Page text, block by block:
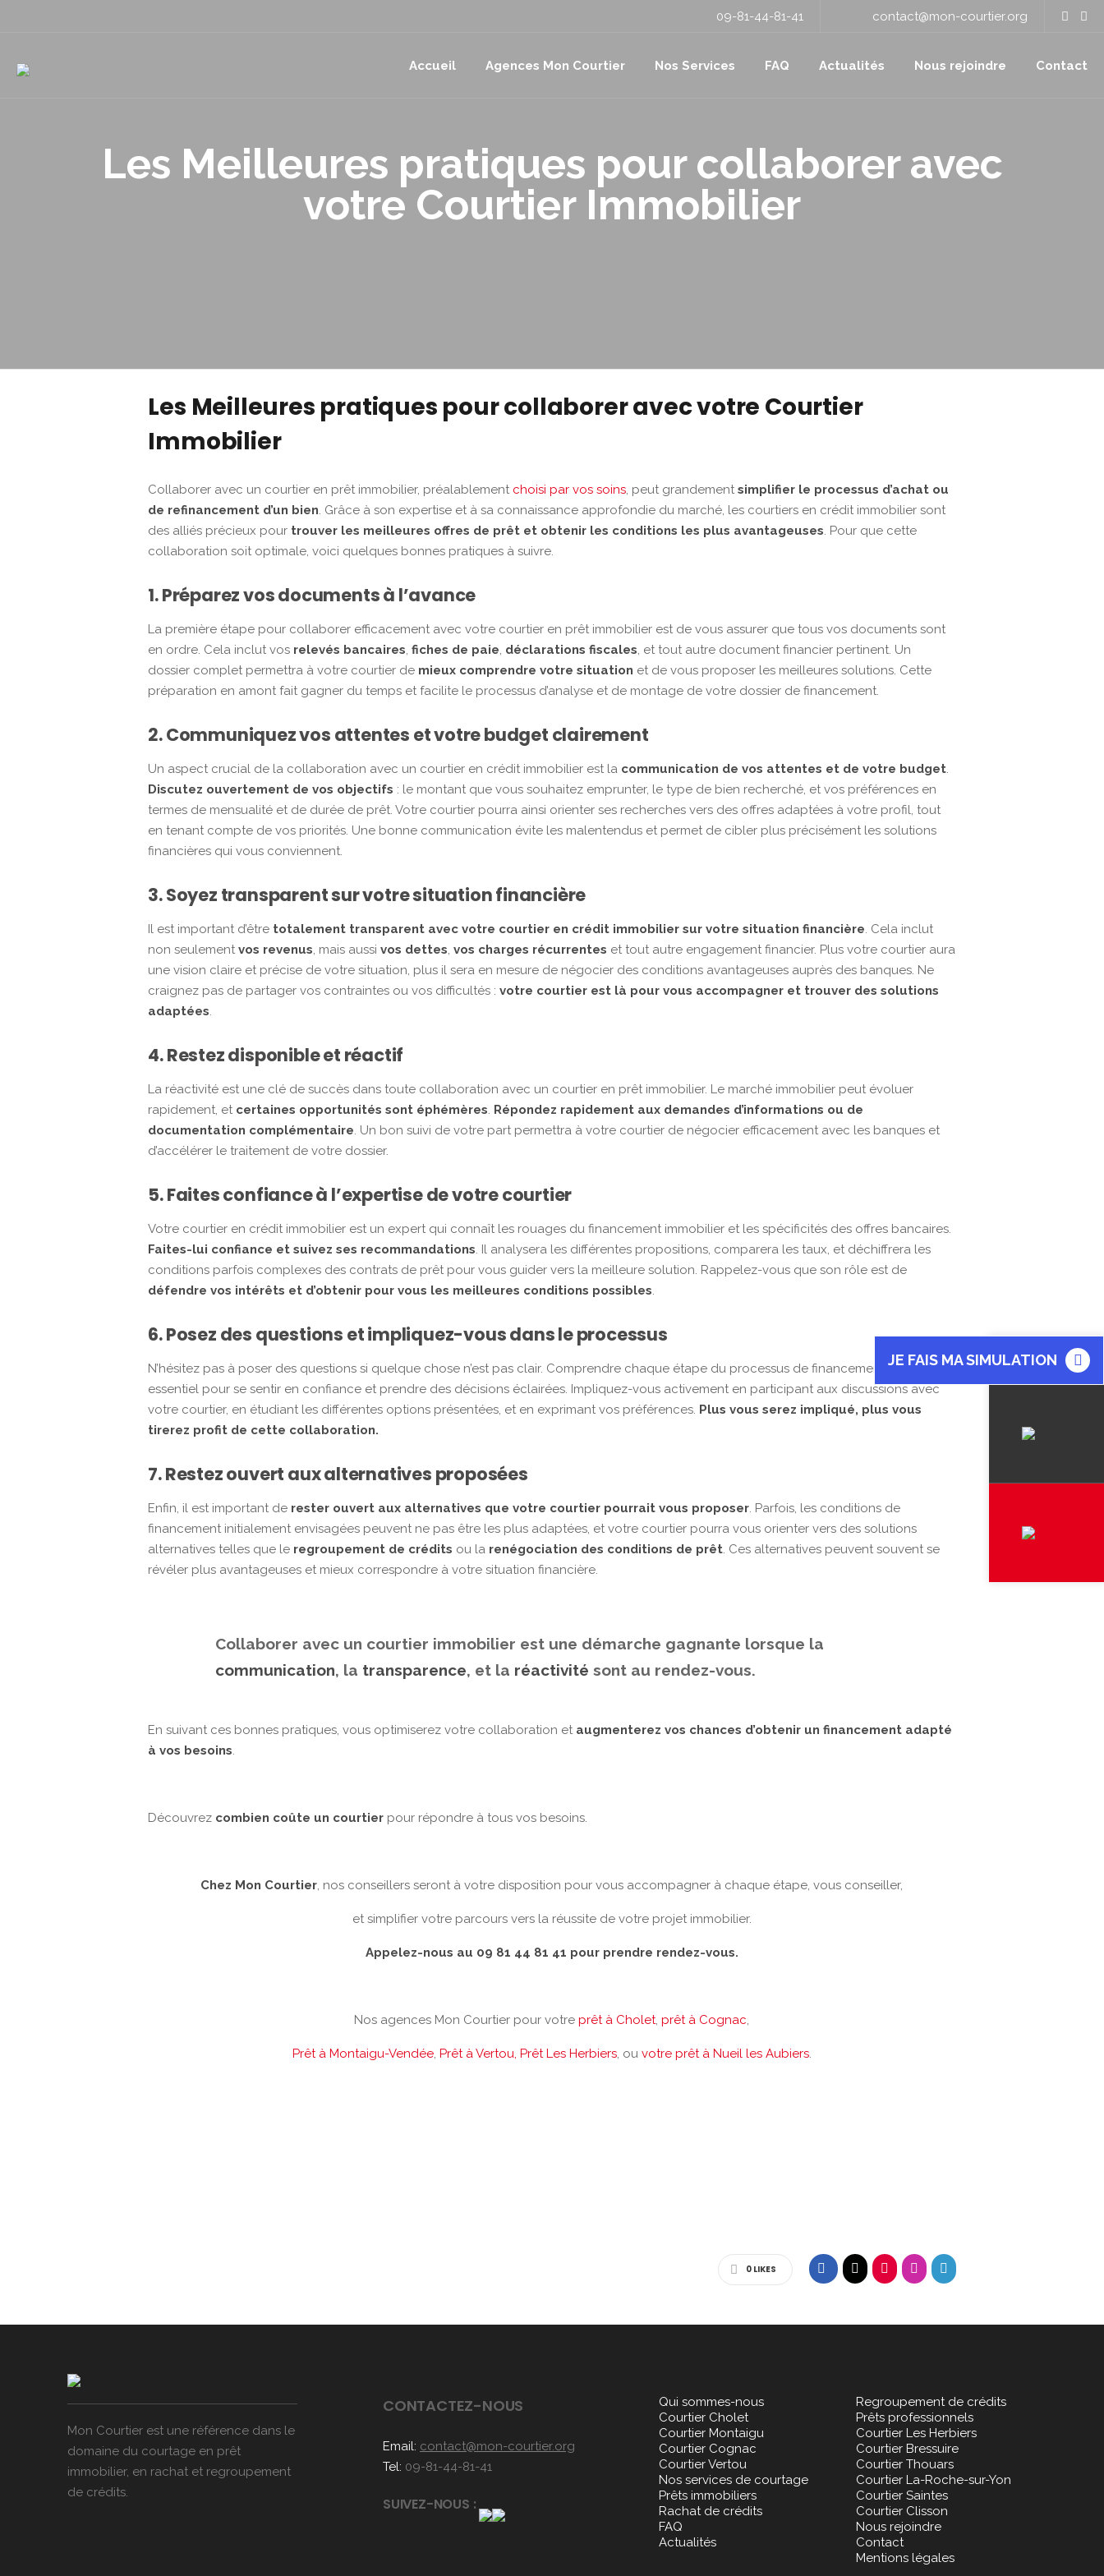
09-81-44-81-41 contact@mon-courtier.org
Accueil Agences Mon Courtier Nos Services FAQ Actualités Nous rejoindre Contact
Les Meilleures pratiques pour collaborer avec
votre Courtier Immobilier
Les Meilleures pratiques pour collaborer avec votre Courtier
Immobilier
Collaborer avec un courtier en prêt immobilier, préalablement choisi par vos soins, peut grandementsimplifier le processus d’achat ou
de refinancement d’un bien. Grâce à son expertise et à sa connaissance approfondie du marché, les courtiers en crédit immobilier sont
des alliés précieux pour trouver les meilleures offres de prêt et obtenir les conditions les plus avantageuses. Pour que cette
collaboration soit optimale, voici quelques bonnes pratiques à suivre.
1. Préparez vos documents à l’avance
La première étape pour collaborer efficacement avec votre courtier en prêt immobilier est de vous assurer que tous vos documents sont
en ordre. Cela inclut vos relevés bancaires,fiches de paie, déclarations fiscales, et tout autre document financier pertinent. Un
dossier complet permettra à votre courtier de mieux comprendre votre situation et de vous proposer les meilleures solutions. Cette
préparation en amont fait gagner du temps et facilite le processus d’analyse et de montage de votre dossier de financement.
2. Communiquez vos attentes et votre budget clairement
Un aspect crucial de la collaboration avec un courtier en crédit immobilier est la communication de vos attentes et de votre budget.
Discutez ouvertement de vos objectifs : le montant que vous souhaitez emprunter, le type de bien recherché, et vos préférences en
termes de mensualité et de durée de prêt. Votre courtier pourra ainsi orienter ses recherches vers des offres adaptées à votre profil, tout
en tenant compte de vos priorités. Une bonne communication évite les malentendus et permet de cibler plus précisément les solutions
financières qui vous conviennent.
3. Soyez transparent sur votre situation financière
Il est important d’être totalement transparent avec votre courtier en crédit immobilier sur votre situation financière. Cela inclut
non seulementvos revenus, mais aussivos dettes,vos charges récurrentes et tout autre engagement financier. Plus votre courtier aura
une vision claire et précise de votre situation, plus il sera en mesure de négocier des conditions avantageuses auprès des banques. Ne
craignez pas de partager vos contraintes ou vos difficultés :votre courtier est là pour vous accompagner et trouver des solutions
adaptées.
4. Restez disponible et réactif
La réactivité est une clé de succès dans toute collaboration avec un courtier en prêt immobilier. Le marché immobilier peut évoluer
rapidement, et certaines opportunités sont éphémères. Répondez rapidement aux demandes d’informations ou de
documentation complémentaire. Un bon suivi de votre part permettra à votre courtier de négocier efficacement avec les banques et
d’accélérer le traitement de votre dossier.
5. Faites confiance à l’expertise de votre courtier
Votre courtier en crédit immobilier est un expert qui connaît les rouages du financement immobilier et les spécificités des offres bancaires.
Faites-lui confiance et suivez ses recommandations. Il analysera les différentes propositions, comparera les taux, et déchiffrera les
conditions parfois complexes des contrats de prêt pour vous guider vers la meilleure solution. Rappelez-vous que son rôle est de
défendre vos intérêts et d’obtenir pour vous les meilleures conditions possibles.
6. Posez des questions et impliquez-vous dans le processus
N’hésitez pas à poser des questions si quelque chose n’est pas clair. Comprendre chaque étape du processus de financement est
essentiel pour se sentir en confiance et prendre des décisions éclairées. Impliquez-vous activement en participant aux discussions avec
votre courtier, en étudiant les différentes options présentées, et en exprimant vos préférences. Plus vous serez impliqué, plus vous
tirerez profit de cette collaboration.
7. Restez ouvert aux alternatives proposées
Enfin, il est important de rester ouvert aux alternatives que votre courtier pourrait vous proposer. Parfois, les conditions de
financement initialement envisagées peuvent ne pas être les plus adaptées, et votre courtier pourra vous orienter vers des solutions
alternatives telles que le regroupement de crédits ou la renégociation des conditions de prêt. Ces alternatives peuvent souvent se
révéler plus avantageuses et mieux correspondre à votre situation financière.
Collaborer avec un courtier immobilier est une démarche gagnante lorsque la
communication, la transparence, et la réactivité sont au rendez-vous.
En suivant ces bonnes pratiques, vous optimiserez votre collaboration et augmenterez vos chances d’obtenir un financement adapté
à vos besoins.
Découvrez combien coûte un courtier pour répondre à tous vos besoins.
Chez Mon Courtier, nos conseillers seront à votre disposition pour vous accompagner à chaque étape, vous conseiller,
et simplifier votre parcours vers la réussite de votre projet immobilier.
Appelez-nous au 09 81 44 81 41 pour prendre rendez-vous.
Nos agences Mon Courtier pour votreprêt à Cholet,prêt à Cognac,
Prêt à Montaigu-Vendée, Prêt à Vertou, Prêt Les Herbiers, ou votre prêt à Nueil les Aubiers.
0 LIKES
Mon Courtier est une référence dans le
domaine du courtage en prêt
immobilier, en rachat et regroupement
de crédits.
CONTACTEZ-NOUS
Email: contact@mon-courtier.org
Tel: 09-81-44-81-41
SUIVEZ-NOUS :
Qui sommes-nous
Courtier Cholet
Courtier Montaigu
Courtier Cognac
Courtier Vertou
Nos services de courtage
Prêts immobiliers
Rachat de crédits
FAQ
Actualités
Regroupement de crédits
Prêts professionnels
Courtier Les Herbiers
Courtier Bressuire
Courtier Thouars
Courtier La-Roche-sur-Yon
Courtier Saintes
Courtier Clisson
Nous rejoindre
Contact
Mentions légales
JE FAIS MA SIMULATION